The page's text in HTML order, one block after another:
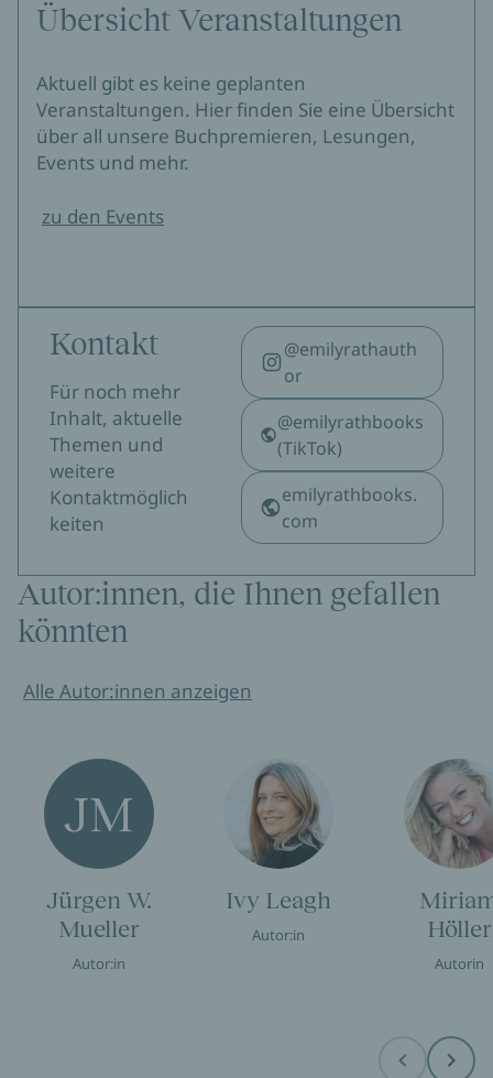
Übersicht Veranstaltungen
Aktuell gibt es keine geplanten
Veranstaltungen. Hier finden Sie eine Übersicht
über all unsere Buchpremieren, Lesungen,
Events und mehr.
zu den Events
Kontakt
Für noch mehr
Inhalt, aktuelle
Themen und
weitere
Kontaktmöglich
keiten
@emilyrathauth
or
@emilyrathbooks
(TikTok)
emilyrathbooks.
com
Autor:innen, die Ihnen gefallen
könnten
Alle Autor:innen anzeigen
JM
Jürgen W.
Mueller
Autor:in
Ivy Leagh
Autor:in
Höller
Autorin
Before Next